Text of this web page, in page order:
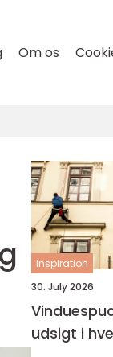
Om os
inspiration
30. July 2026
udsigt i